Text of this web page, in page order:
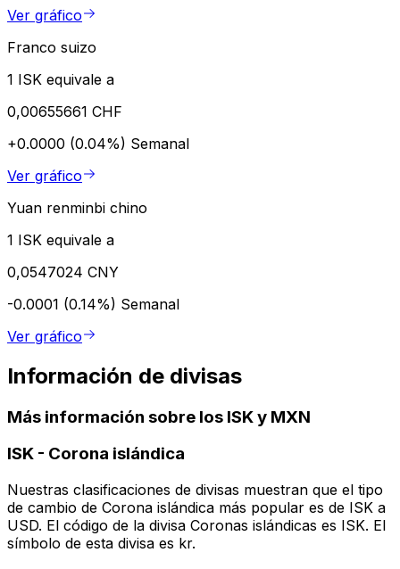
Ver gráfico
Franco suizo
1 ISK equivale a
0,00655661 CHF
+0.0000 (0.04%) Semanal
Ver gráfico
Yuan renminbi chino
1 ISK equivale a
0,0547024 CNY
-0.0001 (0.14%) Semanal
Ver gráfico
Información de divisas
Más información sobre los ISK y MXN
ISK - Corona islándica
Nuestras clasificaciones de divisas muestran que el tipo
de cambio de Corona islándica más popular es de ISK a
USD. El código de la divisa Coronas islándicas es ISK. El
símbolo de esta divisa es kr.